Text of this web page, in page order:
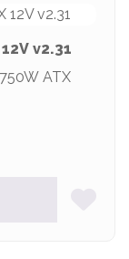
v2.31
ATX